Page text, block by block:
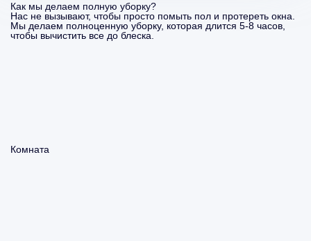
Как мы делаем полную уборку?
Нас не вызывают, чтобы просто помыть пол и протереть окна.
Мы делаем полноценную уборку, которая длится 5-8 часов,
чтобы вычистить все до блеска.
Комната